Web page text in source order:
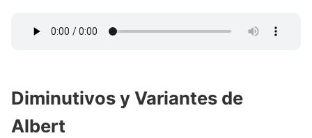
Diminutivos y Variantes de
Albert